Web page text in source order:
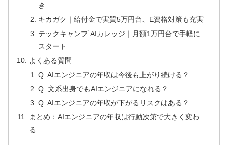
き
キカガク｜給付金で実質5万円台、E資格対策も充実
テックキャンプ AIカレッジ｜月額1万円台で手軽に
スタート
よくある質問
Q. AIエンジニアの年収は今後も上がり続ける？
Q. 文系出身でもAIエンジニアになれる？
Q. AIエンジニアの年収が下がるリスクはある？
まとめ：AIエンジニアの年収は行動次第で大きく変わ
る